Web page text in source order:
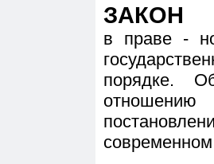
ЗАКОН
в праве -
порядке.